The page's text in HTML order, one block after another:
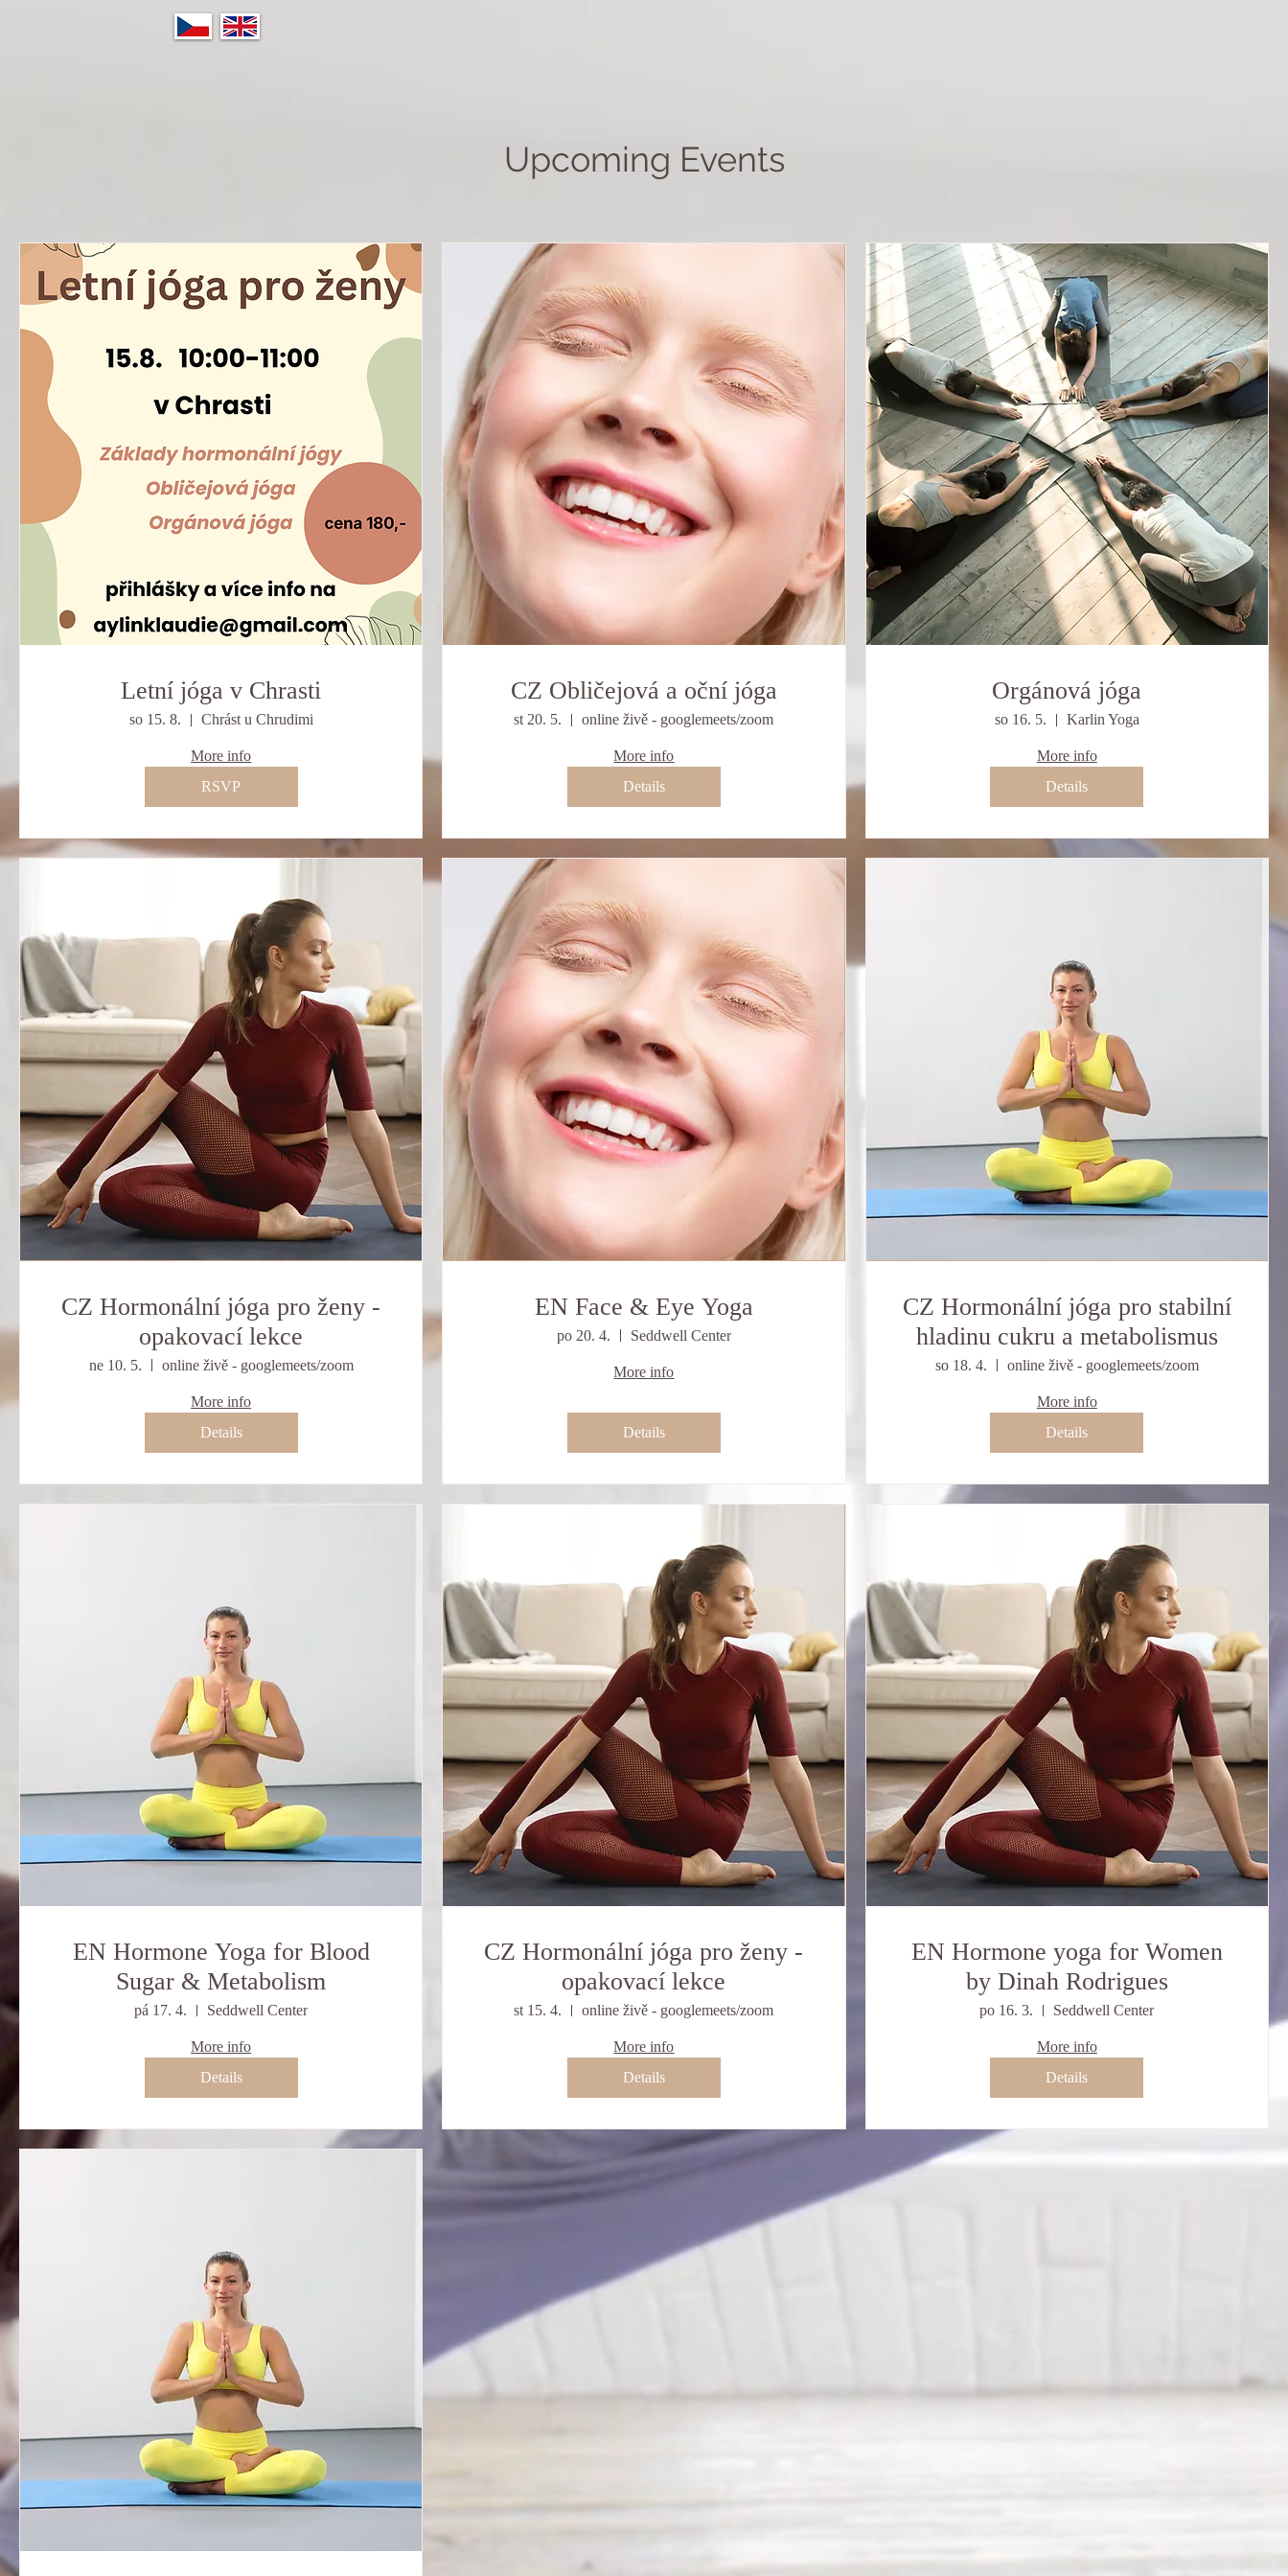
Upcoming Events
Letní jóga v Chrasti
so 15. 8. Chrást u Chrudimi
More info
RSVP
CZ Obličejová a oční jóga
st 20. 5. online živě - googlemeets/zoom
More info
Details
Orgánová jóga
so 16. 5. Karlin Yoga
More info
Details
CZ Hormonální jóga pro ženy -
opakovací lekce
ne 10. 5. online živě - googlemeets/zoom
More info
Details
EN Face & Eye Yoga
po 20. 4. Seddwell Center
More info
Details
CZ Hormonální jóga pro stabilní
hladinu cukru a metabolismus
so 18. 4. online živě - googlemeets/zoom
More info
Details
EN Hormone Yoga for Blood
Sugar & Metabolism
pá 17. 4. Seddwell Center
More info
Details
CZ Hormonální jóga pro ženy -
opakovací lekce
st 15. 4. online živě - googlemeets/zoom
More info
Details
EN Hormone yoga for Women
by Dinah Rodrigues
po 16. 3. Seddwell Center
More info
Details